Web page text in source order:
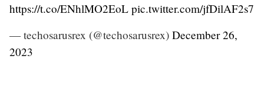
https://t.co/ENhlMO2EoL pic.twitter.com/jfDilAF2s7
— techosarusrex (@techosarusrex) December 26,
2023